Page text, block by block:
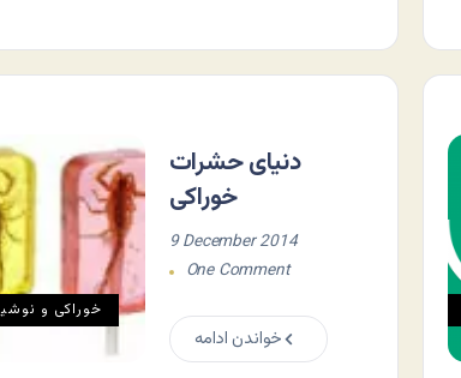
خوراکی و
دنیای حشرات
خوراکی
9 December 2014
One Comment
خواندن ادامه